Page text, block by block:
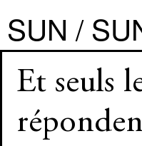
SUN /
Et seuls